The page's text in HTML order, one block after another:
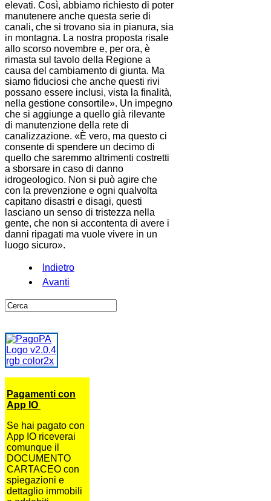
elevati. Così, abbiamo richiesto di poter
manutenere anche questa serie di
canali, che si trovano sia in pianura, sia
in montagna. La nostra proposta risale
allo scorso novembre e, per ora, è
rimasta sul tavolo della Regione a
causa del cambiamento di giunta. Ma
siamo fiduciosi che anche questi rivi
possano essere inclusi, vista la finalità,
nella gestione consortile». Un impegno
che si aggiunge a quello già rilevante
di manutenzione della rete di
canalizzazione. «È vero, ma questo ci
consente di spendere un decimo di
quello che saremmo altrimenti costretti
a sborsare in caso di danno
idrogeologico. Non si può agire che
con la prevenzione e ogni qualvolta
capitano disastri e disagi, questi
lasciano un senso di tristezza nella
gente, che non si accontenta di avere i
danni ripagati ma vuole vivere in un
luogo sicuro».
Indietro
Avanti
Pagamenti con
App IO
Se hai pagato con
App IO riceverai
comunque il
DOCUMENTO
CARTACEO con
spiegazioni e
dettaglio immobili